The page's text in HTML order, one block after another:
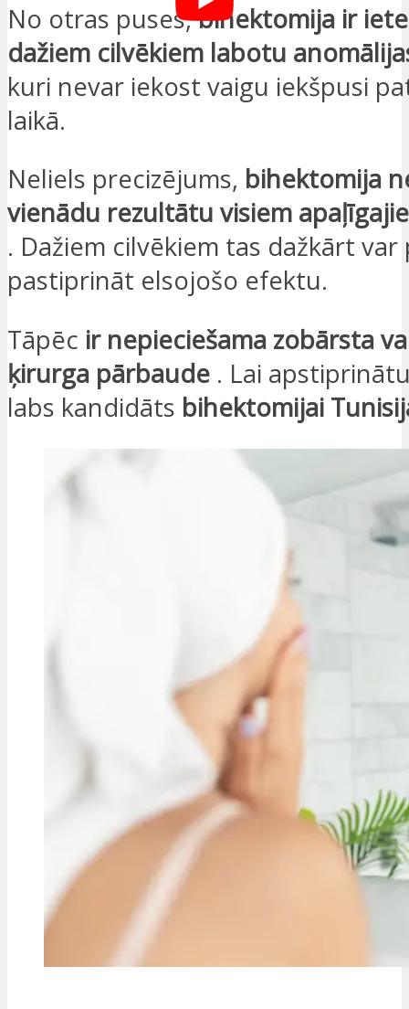
No otras puses,bihektomija ir
dažiem cilvēkiem labotu
kuri nevar iekost vaigu iekšpusi
laikā.
Neliels precizējums, bihektomija
vienādu rezultātu visiem
. Dažiem cilvēkiem tas dažkārt var
pastiprināt elsojošo efektu.
Tāpēc ir nepieciešama zobārsta
ķirurga pārbaude . Lai
labs kandidāts bihektomijai